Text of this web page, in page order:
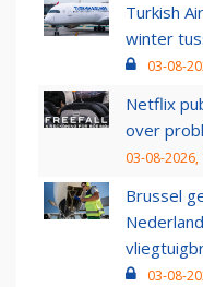
Turkish
winter
03-08-
Netflix
over
03-08-2026,
Brussel
03-08-